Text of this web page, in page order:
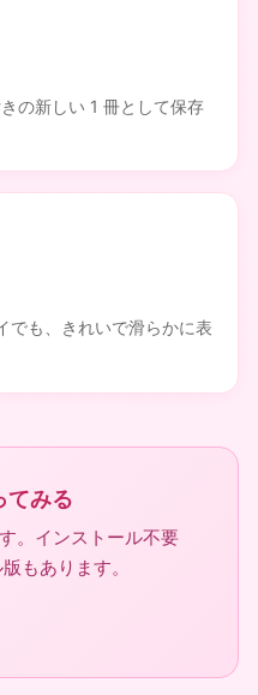
の新しい 1 冊として保存
でも、きれいで滑らかに表
みる
。インストール不要
もあります。